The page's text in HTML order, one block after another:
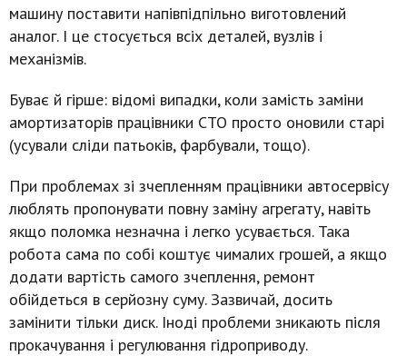
машину поставити напівпідпільно виготовлений
аналог. І це стосується всіх деталей, вузлів і
механізмів.
Буває й гірше: відомі випадки, коли замість заміни
амортизаторів працівники СТО просто оновили старі
(усували сліди патьоків, фарбували, тощо).
При проблемах зі зчепленням працівники автосервісу
люблять пропонувати повну заміну агрегату, навіть
якщо поломка незначна і легко усувається. Така
робота сама по собі коштує чималих грошей, а якщо
додати вартість самого зчеплення, ремонт
обійдеться в серйозну суму. Зазвичай, досить
замінити тільки диск. Іноді проблеми зникають після
прокачування і регулювання гідроприводу.